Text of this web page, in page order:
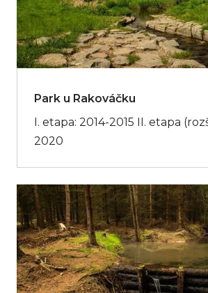
Park u Rakováčku
I. etapa: 2014-2015 II. etapa
2020